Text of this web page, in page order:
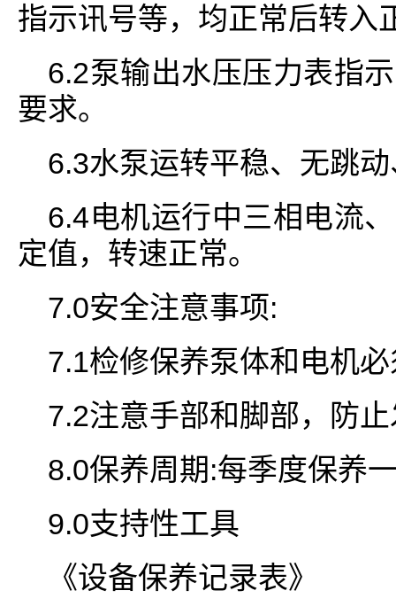
指示讯号等，均正常后转入
6.2泵输出水压压力表指
要求。
6.3水泵运转平稳、无跳
6.4电机运行中三相电流
定值，转速正常。
7.0安全注意事项:
7.1检修保养泵体和电机
7.2注意手部和脚部，防
8.0保养周期:每季度保养
9.0支持性工具
《设备保养记录表》